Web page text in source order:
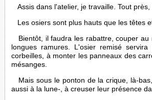
Assis dans l'atelier, je travaille. Tout
Les osiers sont plus hauts que les têtes
Bientôt, il faudra les rabattre, couper au
longues ramures. L'osier remisé
corbeilles, à monter les panneaux des
mésanges.
Mais sous le ponton de la crique, là-
aussi à la lune-, à creuser leur présence